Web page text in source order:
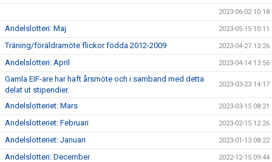
2023-06-02 10:18
Andelslotteri: Maj 2023-05-15 10:11
Träning/föräldramöte flickor födda 2012-2009 2023-04-27 13:26
Andelslotteri: April 2023-04-14 13:56
Gamla EIF-are har haft årsmöte och i samband med detta
delat ut stipendier.
2023-03-23 14:17
Andelslotteriet: Mars 2023-03-15 08:21
Andelslotteriet: Februari 2023-02-15 12:26
Andelslotteriet: Januari 2023-01-13 08:22
Andelslotteri: December 2022-12-15 09:44